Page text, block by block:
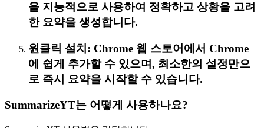
을 지능적으로 사용하여 정확하고 상황을 고려
한 요약을 생성합니다.
원클릭 설치: Chrome 웹 스토어에서 Chrome
에 쉽게 추가할 수 있으며, 최소한의 설정만으
로 즉시 요약을 시작할 수 있습니다.
SummarizeYT는 어떻게 사용하나요?